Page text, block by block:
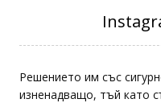
Решението им със
изненадващо, тъй като